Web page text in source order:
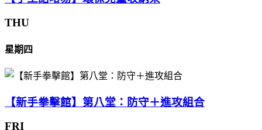
THU
星期四
【新手拳擊館】第八堂：防守＋進攻組合
FRI